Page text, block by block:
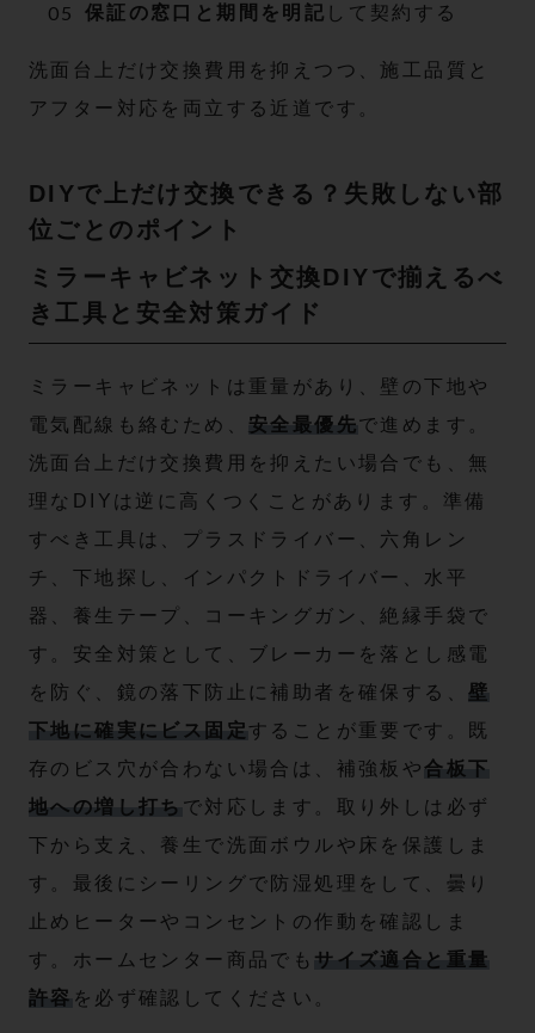
保証の窓口と期間を明記 して契約する
洗面台上だけ交換費用を抑えつつ、施工品質と
アフター対応を両立する近道です。
DIYで上だけ交換できる？失敗しない部
位ごとのポイント
ミラーキャビネット交換DIYで揃えるべ
き工具と安全対策ガイド
ミラーキャビネットは重量があり、壁の下地や
電気配線も絡むため、 安全最優先で進めます。
洗面台上だけ交換費用を抑えたい場合でも、無
理なDIYは逆に高くつくことがあります。準備
すべき工具は、プラスドライバー、六角レン
チ、下地探し、インパクトドライバー、水平
器、養生テープ、コーキングガン、絶縁手袋で
す。安全対策として、ブレーカーを落とし感電
を防ぐ、鏡の落下防止に補助者を確保する、 壁
下地に確実にビス固定 することが重要です。既
存のビス穴が合わない場合は、補強板や合板下
地への増し打ち で対応します。取り外しは必ず
下から支え、養生で洗面ボウルや床を保護しま
す。最後にシーリングで防湿処理をして、曇り
止めヒーターやコンセントの作動を確認しま
す。ホームセンター商品でも サイズ適合と重量
許容 を必ず確認してください。